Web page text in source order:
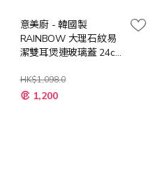
意美廚 - 韓國製
RAINBOW 大理石紋易
潔雙耳煲連玻璃蓋 24cm
HK$1,098.0
特
殊 1,200